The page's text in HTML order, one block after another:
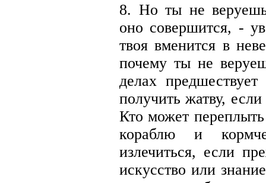
8. Но ты не
оно совершится, -
твоя вменится в
почему ты не
делах
получить жатву,
Кто может
кораблю и
излечиться, если
искусство или